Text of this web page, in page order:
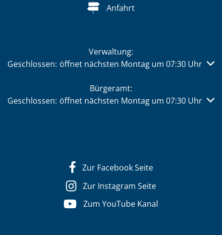
Anfahrt
Verwaltung:
Klicken, um weitere Öffnungs- oder Schließzeiten
Geschlossen: öffnet nächsten Montag um 07:30 Uhr
Bürgeramt:
Klicken, um weitere Öffnungs- oder Schließzeiten
Geschlossen: öffnet nächsten Montag um 07:30 Uhr
Zur Facebook Seite
Zur Instagram Seite
Zum YouTube Kanal